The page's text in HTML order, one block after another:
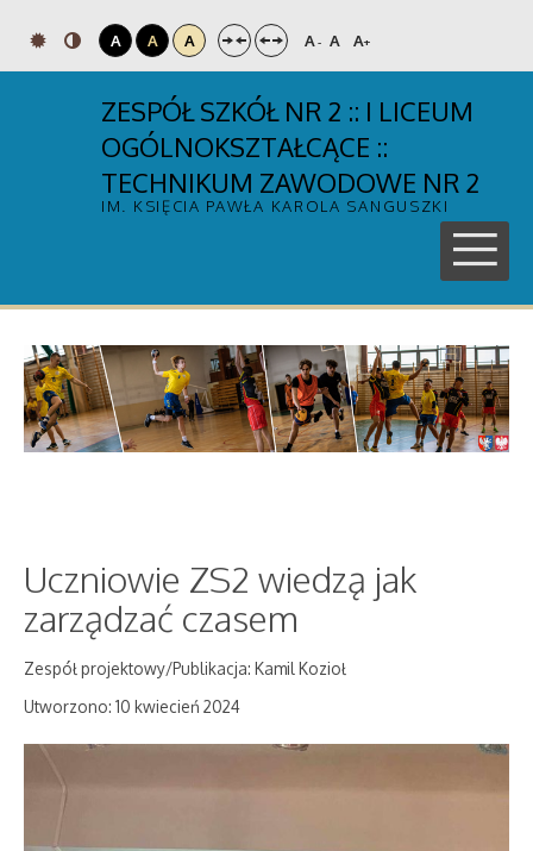
A A A A- A A+
ZESPÓŁ SZKÓŁ NR 2 :: I LICEUM
OGÓLNOKSZTAŁCĄCE ::
TECHNIKUM ZAWODOWE NR 2
IM. KSIĘCIA PAWŁA KAROLA SANGUSZKI
Uczniowie ZS2 wiedzą jak
zarządzać czasem
Zespół projektowy/Publikacja: Kamil Kozioł
Utworzono: 10 kwiecień 2024